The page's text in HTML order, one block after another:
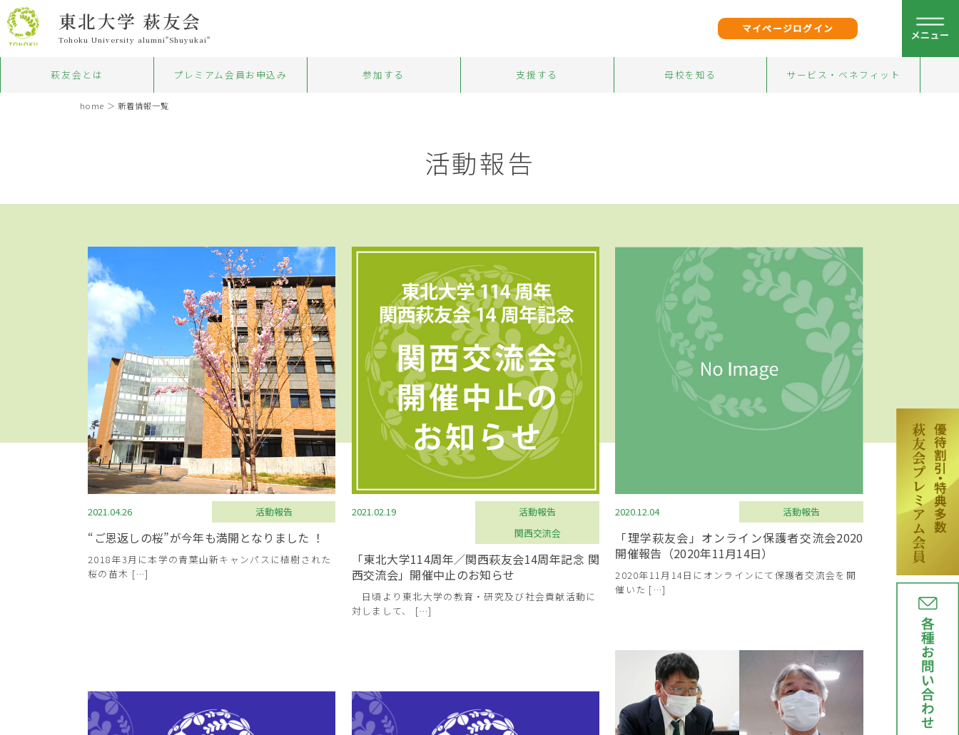
東北大学 萩友会
Tohoku University alumni"Shuyukai"
萩友会とは プレミアム会員お申込み 参加する 支援する 母校を知る サービス・ベネフィット
マイページログイン
home ＞ 新着情報一覧
活動報告
2021.04.26 活動報告
“ご恩返しの桜”が今年も満開となりました ！
2018年3月に本学の青葉山新キャンパスに植樹された
桜の苗木 […]
2021.02.19
活動報告
関西交流会
「東北大学114周年／関西萩友会14周年記念 関
西交流会」開催中止のお知らせ
日頃より東北大学の教育・研究及び社会貢献活動に
対しまして、 […]
2020.12.04 活動報告
「理学萩友会」オンライン保護者交流会2020
開催報告（2020年11月14日）
2020年11月14日にオンラインにて保護者交流会を開
催いた […]